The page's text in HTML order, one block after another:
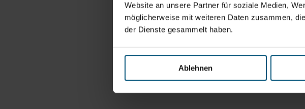
Website an unsere Partner für soziale Medien,
möglicherweise mit weiteren Daten zusammen,
der Dienste gesammelt haben.
Ablehnen